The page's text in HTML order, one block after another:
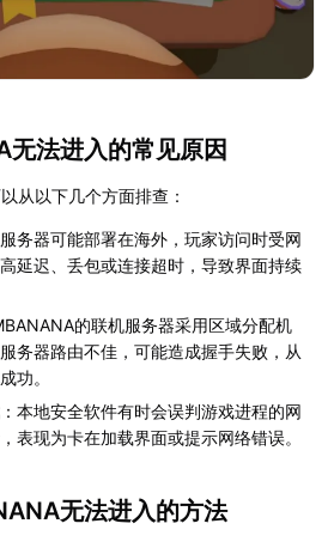
法进入的常见原因
从以下几个方面排查：
服务器可能部署在海外，玩家访问时受网
延迟、丢包或连接超时，导致界面持续
的联机服务器采用区域分配机
务器路由不佳，可能造成握手失败，从
功。
：本地安全软件有时会误判游戏进程的网
表现为卡在加载界面或提示网络错误。
无法进入的方法